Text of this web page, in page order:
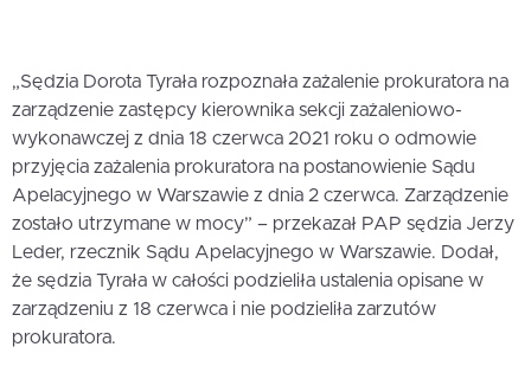
„Sędzia Dorota Tyrała rozpoznała zażalenie prokuratora na
zarządzenie zastępcy kierownika sekcji zażaleniowo-
wykonawczej z dnia 18 czerwca 2021 roku o odmowie
przyjęcia zażalenia prokuratora na postanowienie Sądu
Apelacyjnego w Warszawie z dnia 2 czerwca. Zarządzenie
zostało utrzymane w mocy” – przekazał PAP sędzia Jerzy
Leder, rzecznik Sądu Apelacyjnego w Warszawie. Dodał,
że sędzia Tyrała w całości podzieliła ustalenia opisane w
zarządzeniu z 18 czerwca i nie podzieliła zarzutów
prokuratora.